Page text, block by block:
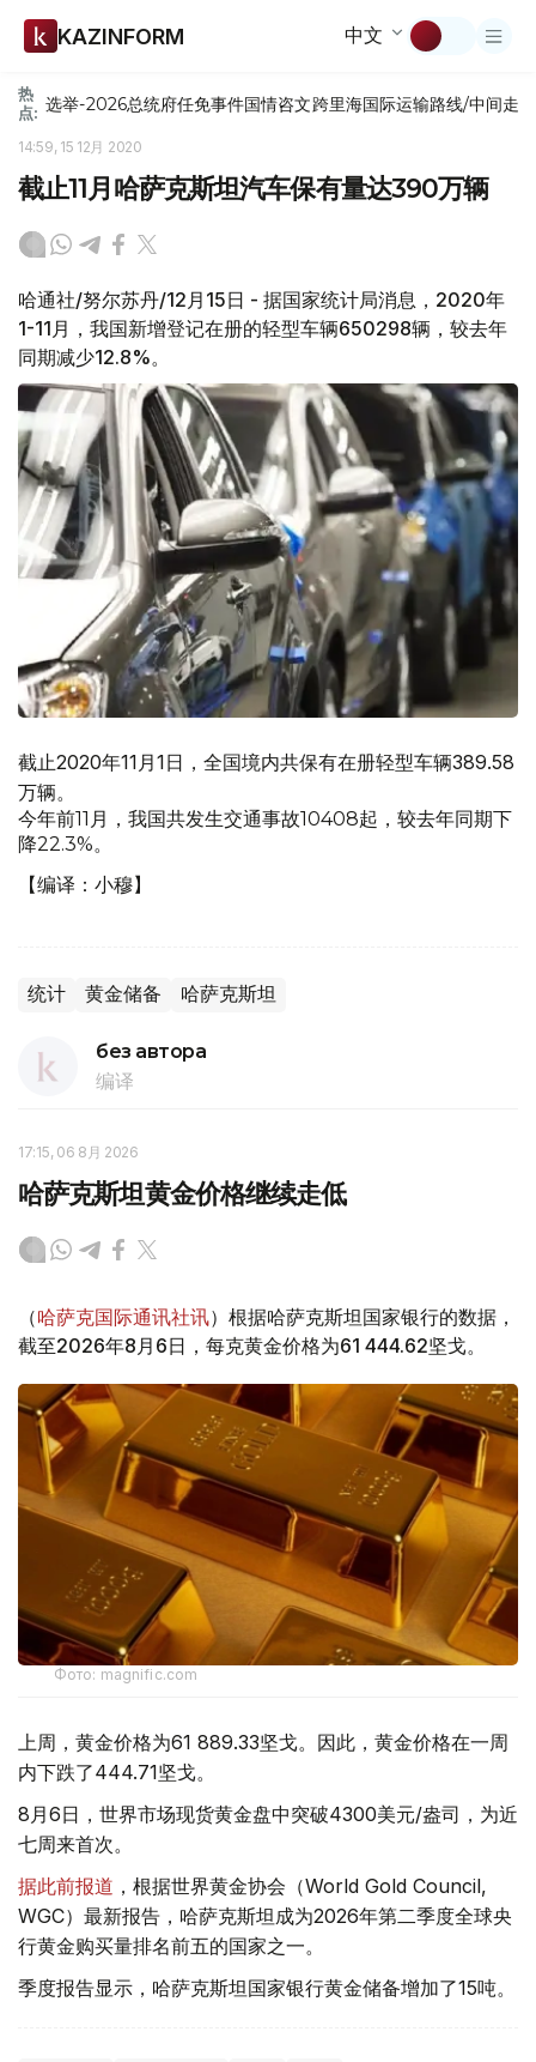
KAZINFORM 中文
热
点: 选举-2026总统府任免事件国情咨文跨里海国际运输路线/中间走廊
14:59, 15 12月 2020
截止11月哈萨克斯坦汽车保有量达390万辆
哈通社/努尔苏丹/12月15日 - 据国家统计局消息，2020年
1-11月，我国新增登记在册的轻型车辆650298辆，较去年
同期减少12.8%。
截止2020年11月1日，全国境内共保有在册轻型车辆389.58
万辆。
今年前11月，我国共发生交通事故10408起，较去年同期下
降22.3%。
【编译：小穆】
统计 黄金储备 哈萨克斯坦
без автора
编译
17:15, 06 8月 2026
哈萨克斯坦黄金价格继续走低
（哈萨克国际通讯社讯）根据哈萨克斯坦国家银行的数据，
截至2026年8月6日，每克黄金价格为61 444.62坚戈。
Фото: magnific.com
上周，黄金价格为61 889.33坚戈。因此，黄金价格在一周
内下跌了444.71坚戈。
8月6日，世界市场现货黄金盘中突破4300美元/盎司，为近
七周来首次。
据此前报道 ，根据世界黄金协会（World Gold Council,
WGC）最新报告，哈萨克斯坦成为2026年第二季度全球央
行黄金购买量排名前五的国家之一。
季度报告显示，哈萨克斯坦国家银行黄金储备增加了15吨。